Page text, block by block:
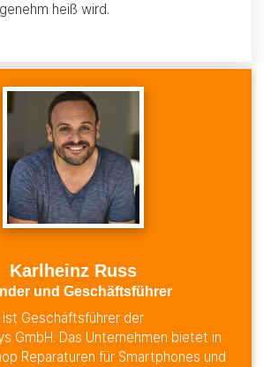
heiß wird.
Karlheinz Russ
und Geschäftsführer
ist Geschäftsführer der
GmbH. Das Unternehmen bietet in
Reparaturen für Smartphones und